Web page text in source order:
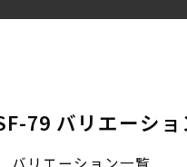
79 バリエーショ
バリエーション一覧